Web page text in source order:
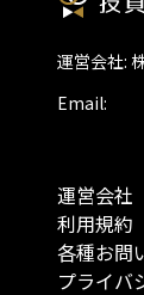
運営会社:
Email:
運営会社
利用規約
各種お問
プライバ